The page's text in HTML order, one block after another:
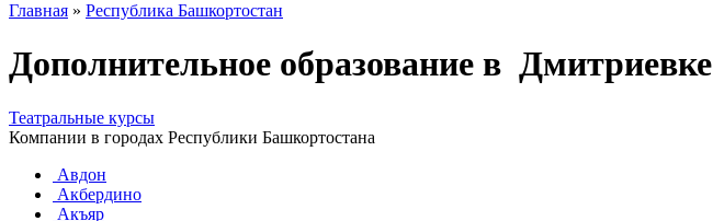
Главная » Республика Башкортостан
Дополнительное образование в Дмитриевке
Театральные курсы
Компании в городах Республики Башкортостана
Авдон
Акбердино
Акъяр